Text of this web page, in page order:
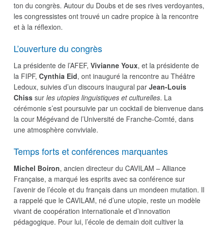
ton du congrès. Autour du Doubs et de ses rives verdoyantes,
les congressistes ont trouvé un cadre propice à la rencontre
et à la réflexion.
L’ouverture du congrès
La présidente de l’AFEF, Vivianne Youx, et la présidente de
la FIPF, Cynthia Eid, ont inauguré la rencontre au Théâtre
Ledoux, suivies d’un discours inaugural par Jean-Louis
Chisssur les utopies linguistiques et culturelles. La
cérémonie s’est poursuivie par un cocktail de bienvenue dans
la cour Mégévand de l’Université de Franche-Comté, dans
une atmosphère conviviale.
Temps forts et conférences marquantes
Michel Boiron, ancien directeur du CAVILAM – Alliance
Française, a marqué les esprits avec sa conférence sur
l’avenir de l’école et du français dans un mondeen mutation. Il
a rappelé que le CAVILAM, né d’une utopie, reste un modèle
vivant de coopération internationale et d’innovation
pédagogique. Pour lui, l’école de demain doit cultiver la